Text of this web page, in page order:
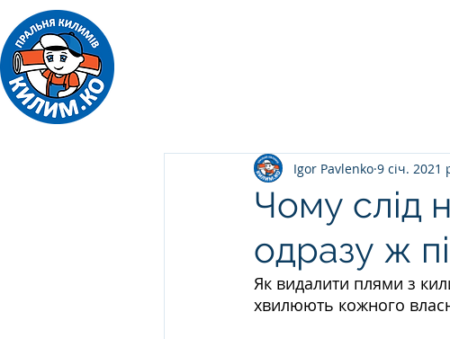
Чому слід
одразу ж
Igor Pavlenko 9 січ. 2021
Як видалити плями з
хвилюють кожного